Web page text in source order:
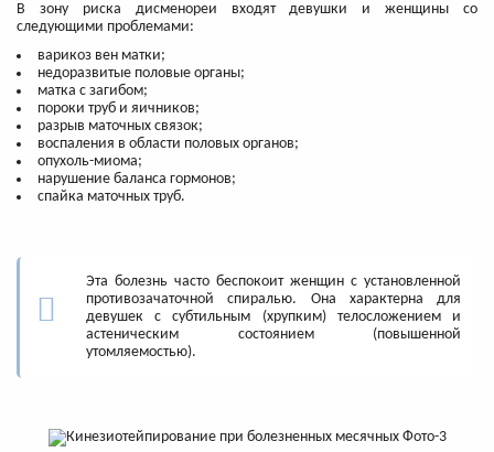
В зону риска дисменореи входят девушки и женщины со
следующими проблемами:
варикоз вен матки;
недоразвитые половые органы;
матка с загибом;
пороки труб и яичников;
разрыв маточных связок;
воспаления в области половых органов;
опухоль-миома;
нарушение баланса гормонов;
спайка маточных труб.
Эта болезнь часто беспокоит женщин с установленной
противозачаточной спиралью. Она характерна для
девушек с субтильным (хрупким) телосложением и
астеническим состоянием (повышенной
утомляемостью).